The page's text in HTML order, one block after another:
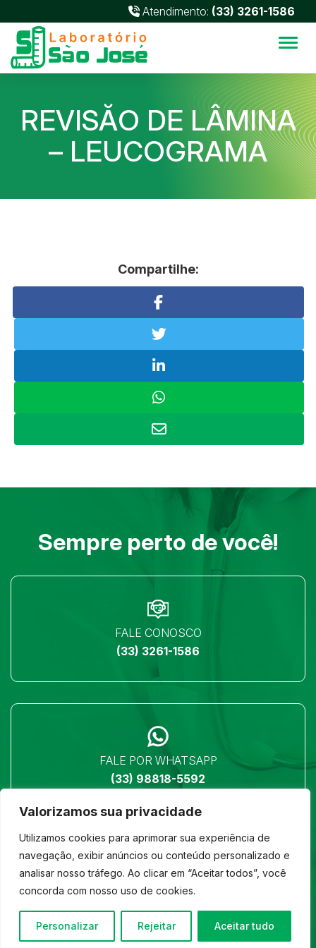
Valorizamos sua privacidade
Utilizamos cookies para aprimorar sua experiência de
navegação, exibir anúncios ou conteúdo personalizado e
analisar nosso tráfego. Ao clicar em “Aceitar todos”, você
concorda com nosso uso de cookies.
Personalizar Rejeitar Aceitar tudo
Atendimento: (33) 3261-1586
REVISĂO DE LÂMINA
– LEUCOGRAMA
Compartilhe:
Sempre perto de você!
FALE CONOSCO
(33) 3261-1586
FALE POR WHATSAPP
(33) 98818-5592
LOCALIZAÇÃO